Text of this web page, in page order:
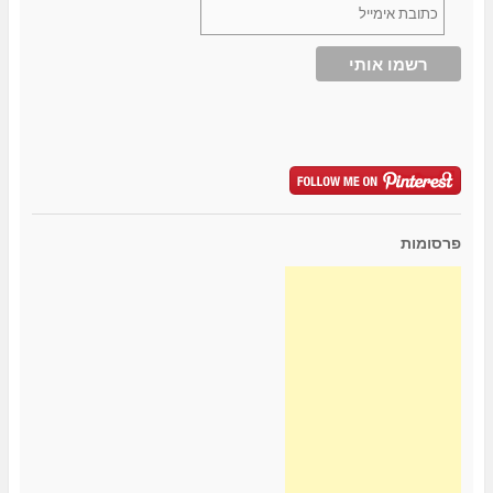
פרסומות